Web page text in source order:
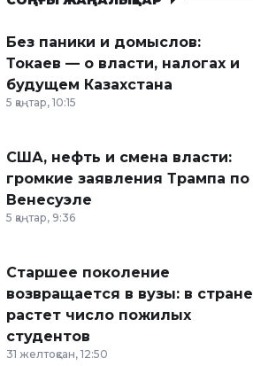
Без паники и домыслов:
Токаев — о власти, налогах и
будущем Казахстана
5 қаңтар, 10:15
США, нефть и смена власти:
громкие заявления Трампа по
Венесуэле
5 қаңтар, 9:36
Старшее поколение
возвращается в вузы: в стране
растет число пожилых
студентов
31 желтоқсан, 12:50